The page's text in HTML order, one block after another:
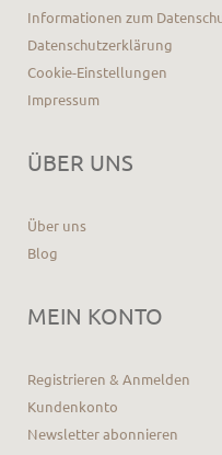
Informationen zum
Datenschutzerklärung
Cookie-Einstellungen
Impressum
ÜBER UNS
Über uns
Blog
MEIN KONTO
Registrieren & Anmelden
Kundenkonto
Newsletter abonnieren